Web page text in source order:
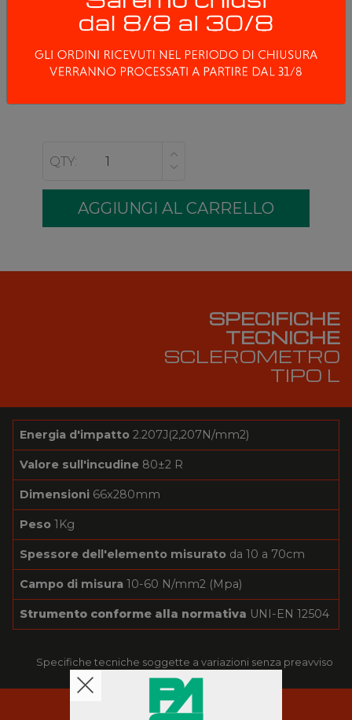
IVA compresa 437,98 €
Metodologie
QTY:
SPECIFICHE
TECNICHE
SCLEROMETRO
TIPO L
Energia d'impatto 2.207J(2,207N/mm2)
Valore sull'incudine 80±2 R
Dimensioni 66x280mm
Peso 1Kg
Spessore dell'elemento misurato da 10 a 70cm
Campo di misura 10-60 N/mm2 (Mpa)
Strumento conforme alla normativa UNI-EN 12504
Specifiche tecniche soggette a variazioni senza preavviso
RISORSE